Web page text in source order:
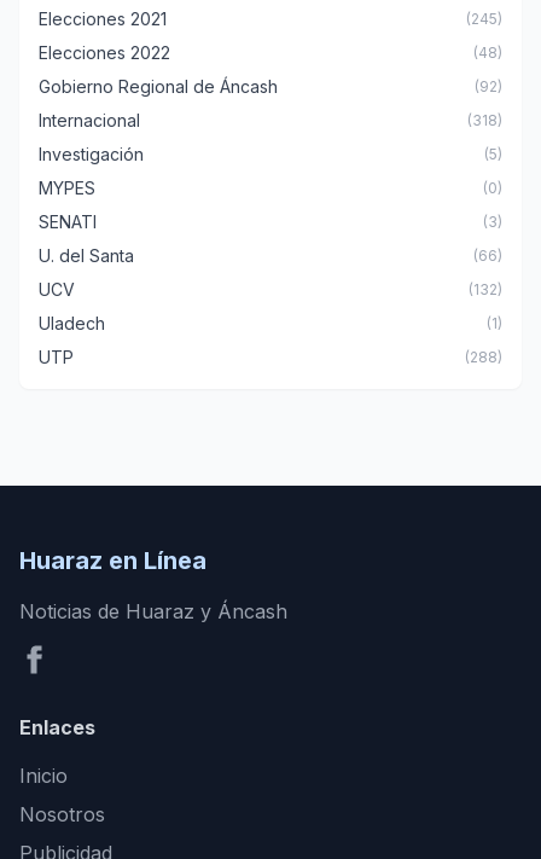
Elecciones 2021 (245)
Elecciones 2022 (48)
Gobierno Regional de Áncash (92)
Internacional (318)
Investigación (5)
MYPES (0)
SENATI (3)
U. del Santa (66)
UCV (132)
Uladech (1)
UTP (288)
Huaraz en Línea
Noticias de Huaraz y Áncash
Enlaces
Inicio
Nosotros
Publicidad